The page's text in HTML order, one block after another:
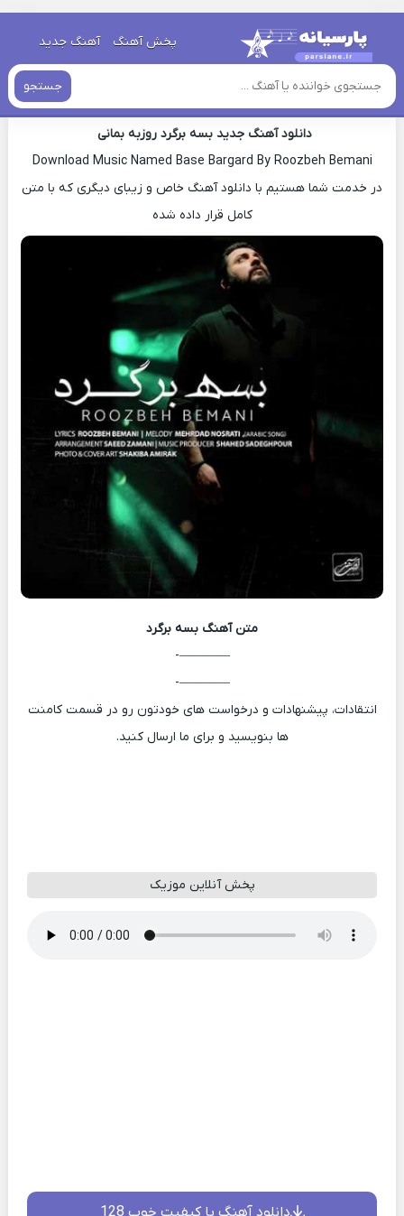
پخش آهنگ آهنگ جدید
جستجو
خانه » دانلود آهنگ جدید
اهنگ روزبه بمانی بسه برگرد جدید
دانلود آهنگ جدید بسه برگرد روزبه بمانی
Download Music Named Base Bargard By Roozbeh Bemani
در خدمت شما هستیم با دانلود آهنگ خاص و زیبای دیگری که با متن
کامل قرار داده شده
متن آهنگ بسه برگرد
————-
————-
انتقادات، پیشنهادات و درخواست های خودتون رو در قسمت کامنت
ها بنویسید و برای ما ارسال کنید.
پخش آنلاین موزیک